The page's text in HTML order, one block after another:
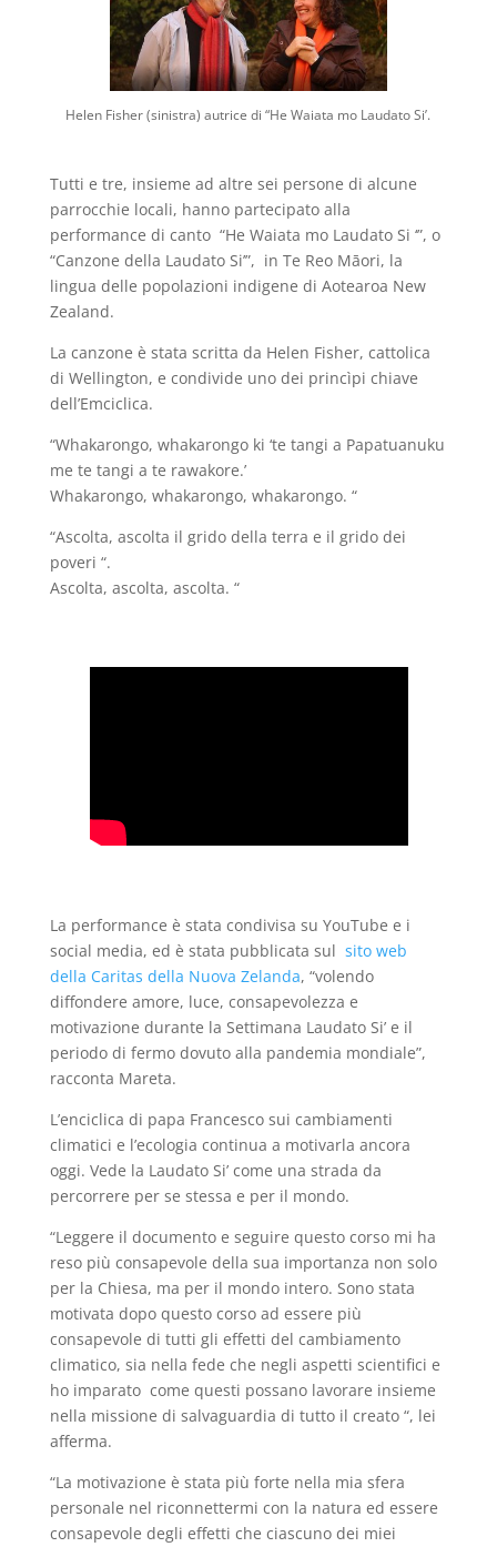
Helen Fisher (sinistra) autrice di “He Waiata mo Laudato Si’.
Tutti e tre, insieme ad altre sei persone di alcune
parrocchie locali, hanno partecipato alla
performance di canto “He Waiata mo Laudato Si ‘”, o
“Canzone della Laudato Si’”, in Te Reo Māori, la
lingua delle popolazioni indigene di Aotearoa New
Zealand.
La canzone è stata scritta da Helen Fisher, cattolica
di Wellington, e condivide uno dei princìpi chiave
dell’Emciclica.
“Whakarongo, whakarongo ki ‘te tangi a Papatuanuku
me te tangi a te rawakore.’
Whakarongo, whakarongo, whakarongo. “
“Ascolta, ascolta il grido della terra e il grido dei
poveri “.
Ascolta, ascolta, ascolta. “
La performance è stata condivisa su YouTube e i
social media, ed è stata pubblicata sul sito web
della Caritas della Nuova Zelanda, “volendo
diffondere amore, luce, consapevolezza e
motivazione durante la Settimana Laudato Si’ e il
periodo di fermo dovuto alla pandemia mondiale”,
racconta Mareta.
L’enciclica di papa Francesco sui cambiamenti
climatici e l’ecologia continua a motivarla ancora
oggi. Vede la Laudato Si’ come una strada da
percorrere per se stessa e per il mondo.
“Leggere il documento e seguire questo corso mi ha
reso più consapevole della sua importanza non solo
per la Chiesa, ma per il mondo intero. Sono stata
motivata dopo questo corso ad essere più
consapevole di tutti gli effetti del cambiamento
climatico, sia nella fede che negli aspetti scientifici e
ho imparato come questi possano lavorare insieme
nella missione di salvaguardia di tutto il creato “, lei
afferma.
“La motivazione è stata più forte nella mia sfera
personale nel riconnettermi con la natura ed essere
consapevole degli effetti che ciascuno dei miei